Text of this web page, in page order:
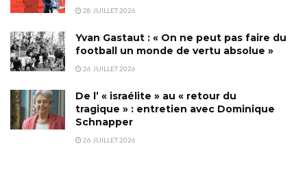
28 JUILLET 2026
Yvan Gastaut : « On ne peut pas faire du
football un monde de vertu absolue »
26 JUILLET 2026
De l’ « israélite » au « retour du
tragique » : entretien avec Dominique
Schnapper
26 JUILLET 2026